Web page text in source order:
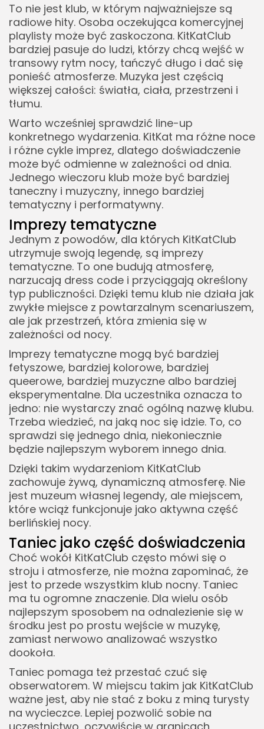
To nie jest klub, w którym najważniejsze są
radiowe hity. Osoba oczekująca komercyjnej
playlisty może być zaskoczona. KitKatClub
bardziej pasuje do ludzi, którzy chcą wejść w
transowy rytm nocy, tańczyć długo i dać się
ponieść atmosferze. Muzyka jest częścią
większej całości: światła, ciała, przestrzeni i
tłumu.
Warto wcześniej sprawdzić line-up
konkretnego wydarzenia. KitKat ma różne noce
i różne cykle imprez, dlatego doświadczenie
może być odmienne w zależności od dnia.
Jednego wieczoru klub może być bardziej
taneczny i muzyczny, innego bardziej
tematyczny i performatywny.
Imprezy tematyczne
Jednym z powodów, dla których KitKatClub
utrzymuje swoją legendę, są imprezy
tematyczne. To one budują atmosferę,
narzucają dress code i przyciągają określony
typ publiczności. Dzięki temu klub nie działa jak
zwykłe miejsce z powtarzalnym scenariuszem,
ale jak przestrzeń, która zmienia się w
zależności od nocy.
Imprezy tematyczne mogą być bardziej
fetyszowe, bardziej kolorowe, bardziej
queerowe, bardziej muzyczne albo bardziej
eksperymentalne. Dla uczestnika oznacza to
jedno: nie wystarczy znać ogólną nazwę klubu.
Trzeba wiedzieć, na jaką noc się idzie. To, co
sprawdzi się jednego dnia, niekoniecznie
będzie najlepszym wyborem innego dnia.
Dzięki takim wydarzeniom KitKatClub
zachowuje żywą, dynamiczną atmosferę. Nie
jest muzeum własnej legendy, ale miejscem,
które wciąż funkcjonuje jako aktywna część
berlińskiej nocy.
Taniec jako część doświadczenia
Choć wokół KitKatClub często mówi się o
stroju i atmosferze, nie można zapominać, że
jest to przede wszystkim klub nocny. Taniec
ma tu ogromne znaczenie. Dla wielu osób
najlepszym sposobem na odnalezienie się w
środku jest po prostu wejście w muzykę,
zamiast nerwowo analizować wszystko
dookoła.
Taniec pomaga też przestać czuć się
obserwatorem. W miejscu takim jak KitKatClub
ważne jest, aby nie stać z boku z miną turysty
na wycieczce. Lepiej pozwolić sobie na
uczestnictwo, oczywiście w granicach